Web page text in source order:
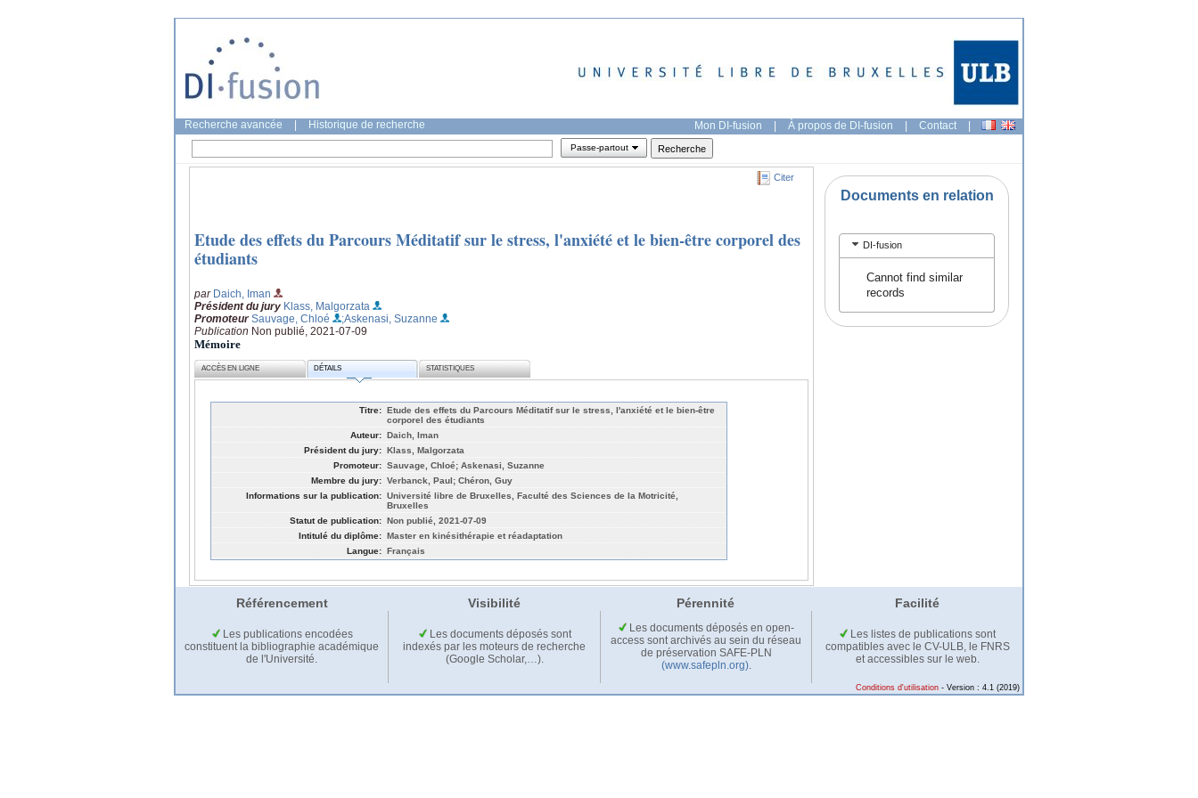
Recherche avancée Historique de recherche Mon DI-fusion | À propos de DI-fusion | Contact |
Passe-partout
Citer
Etude des effets du Parcours Méditatif sur le stress, l'anxiété et le bien-être corporel des
étudiants
par Daich, Iman
Président du jury Klass, Malgorzata
Promoteur Sauvage, Chloé
;Askenasi, Suzanne
Publication Non publié, 2021-07-09
Mémoire
ACCÈS EN LIGNE DÉTAILS STATISTIQUES
Titre: Etude des effets du Parcours Méditatif sur le stress, l'anxiété et le bien-être
corporel des étudiants
Auteur: Daich, Iman
Président du jury: Klass, Malgorzata
Promoteur: Sauvage, Chloé; Askenasi, Suzanne
Membre du jury: Verbanck, Paul; Chéron, Guy
Informations sur la publication: Université libre de Bruxelles, Faculté des Sciences de la Motricité,
Bruxelles
Statut de publication: Non publié, 2021-07-09
Intitulé du diplôme: Master en kinésithérapie et réadaptation
Langue: Français
Documents en relation
DI-fusion
Cannot find similar
records
Référencement Visibilité Pérennité Facilité
Les publications encodées
constituent la bibliographie académique
de l'Université.
Les documents déposés sont
indexés par les moteurs de recherche
(Google Scholar,…).
Les documents déposés en open-
access sont archivés au sein du réseau
de préservation SAFE-PLN
(www.safepln.org).
Les listes de publications sont
compatibles avec le CV-ULB, le FNRS
et accessibles sur le web.
Conditions d'utilisation - Version : 4.1 (2019)